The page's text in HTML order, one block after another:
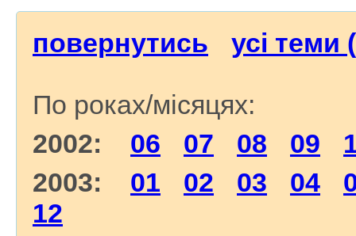
повернутись усі теми
По роках/місяцях:
2002: 06 07 08 09
2003: 01 02 03 04
12